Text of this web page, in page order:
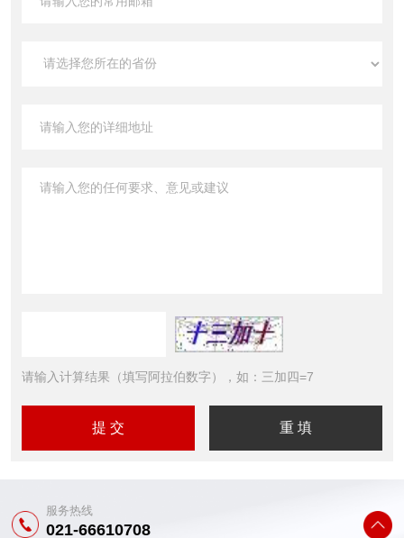
请输入计算结果（填写阿拉伯数字），如：三加四=7
服务热线
021-66610708